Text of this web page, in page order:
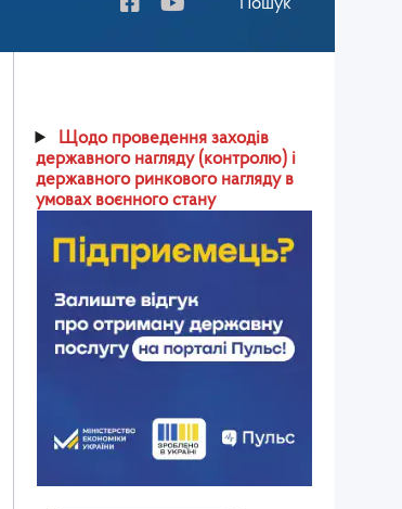
Щодо проведення заходів
державного нагляду (контролю) і
державного ринкового нагляду в
умовах воєнного стану